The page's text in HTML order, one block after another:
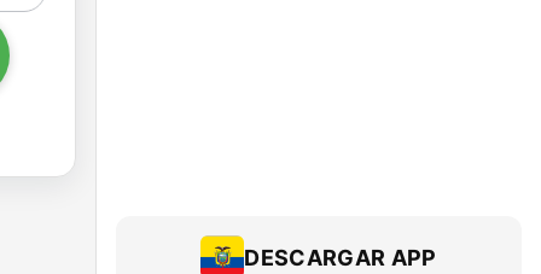
DESCARGAR APP